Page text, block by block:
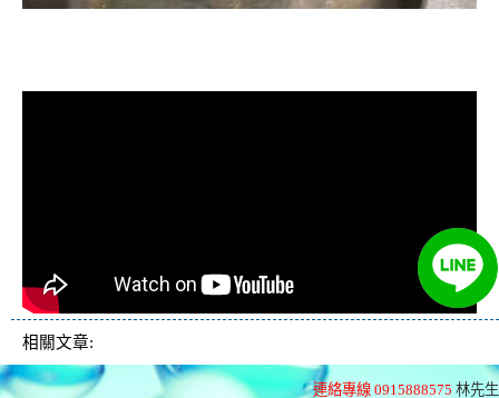
相關文章:
連絡專線 0915888575 林先生